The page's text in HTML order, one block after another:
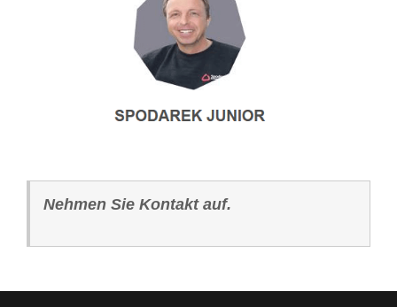
Nehmen Sie Kontakt auf.